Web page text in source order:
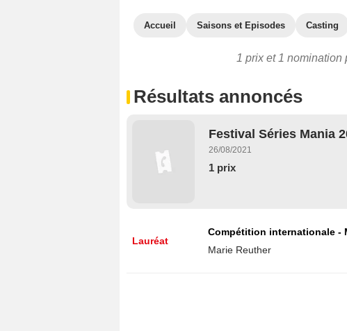
Accueil Saisons et Episodes Casting
1 prix et 1 nomination
Résultats annoncés
Festival Séries Mania
26/08/2021
1 prix
Lauréat
Compétition internationale -
Marie Reuther